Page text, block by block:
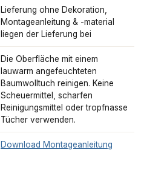
Lieferung ohne Dekoration,
Montageanleitung & -material
liegen der Lieferung bei
Die Oberfläche mit einem
lauwarm angefeuchteten
Baumwolltuch reinigen. Keine
Scheuermittel, scharfen
Reinigungsmittel oder tropfnasse
Tücher verwenden.
Download Montageanleitung